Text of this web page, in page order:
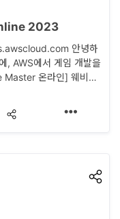
2023
안녕하
, AWS에서 게임 개발을
Master 온라인] 웨비나
는 법 2) 클라이언트 개
천만 다운로드를 기